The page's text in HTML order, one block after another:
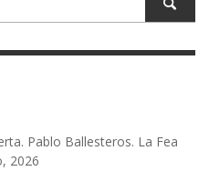
Pablo Ballesteros. La Fea
2026